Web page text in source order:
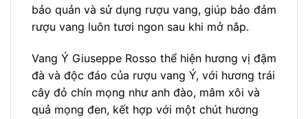
bảo quản và sử dụng rượu vang, giúp bảo đảm
rượu vang luôn tươi ngon sau khi mở nắp.
Vang Ý Giuseppe Rosso thể hiện hương vị đậm
đà và độc đáo của rượu vang Ý, với hương trái
cây đỏ chín mọng như anh đào, mâm xôi và
quả mọng đen, kết hợp với một chút hương